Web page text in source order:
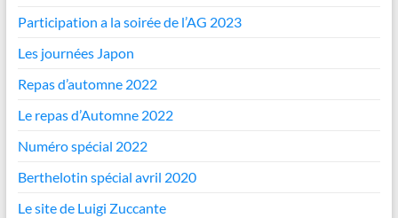
Participation a la soirée de l’AG 2023
Les journées Japon
Repas d’automne 2022
Le repas d’Automne 2022
Numéro spécial 2022
Berthelotin spécial avril 2020
Le site de Luigi Zuccante